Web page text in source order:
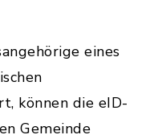
eines
können die eID-
Gemeinde